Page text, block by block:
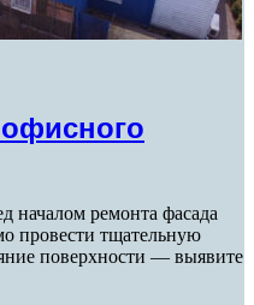
началом ремонта фасада
провести тщательную
поверхности — выявите